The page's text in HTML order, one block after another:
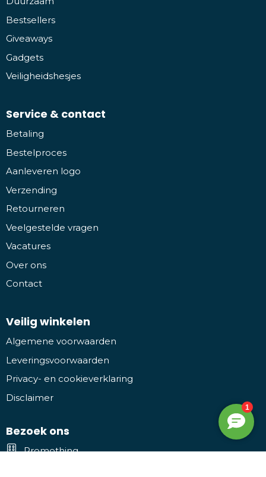
Bestsellers
Giveaways
Gadgets
Veiligheidshesjes
Service & contact
Betaling
Bestelproces
Aanleveren logo
Verzending
Retourneren
Veelgestelde vragen
Vacatures
Over ons
Contact
Veilig winkelen
Algemene voorwaarden
Leveringsvoorwaarden
Privacy- en cookieverklaring
Disclaimer
Bezoek ons
Promothing